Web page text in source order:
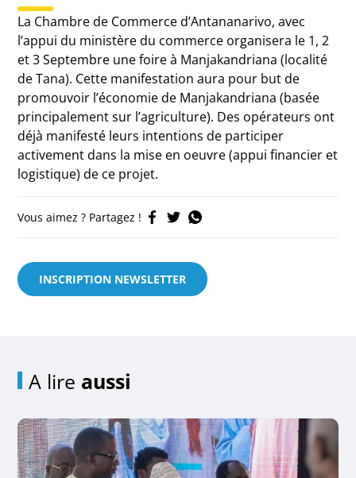
La Chambre de Commerce d’Antananarivo, avec
l’appui du ministère du commerce organisera le 1, 2
et 3 Septembre une foire à Manjakandriana (localité
de Tana). Cette manifestation aura pour but de
promouvoir l’économie de Manjakandriana (basée
principalement sur l’agriculture). Des opérateurs ont
déjà manifesté leurs intentions de participer
activement dans la mise en oeuvre (appui financier et
logistique) de ce projet.
Vous aimez ? Partagez !
INSCRIPTION NEWSLETTER
A lire aussi